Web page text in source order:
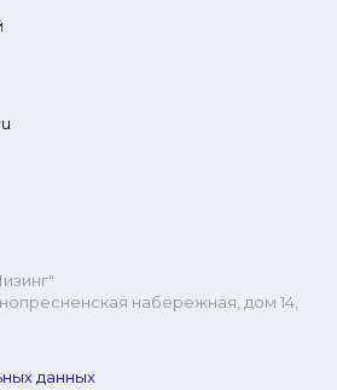
набережная, дом 14,
данных